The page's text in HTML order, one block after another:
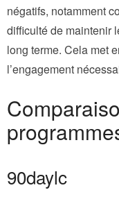
négatifs, notamment
difficulté de maintenir
long terme. Cela met
l’engagement
90daylc